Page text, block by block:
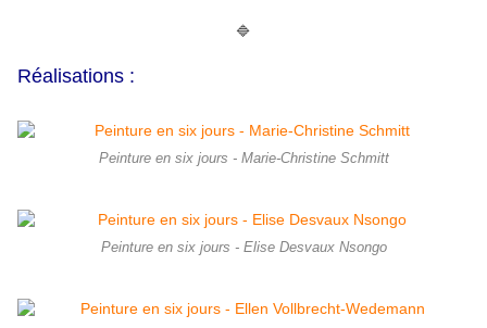
🔷
Réalisations :
Peinture en six jours - Marie-Christine Schmitt
Peinture en six jours - Elise Desvaux Nsongo